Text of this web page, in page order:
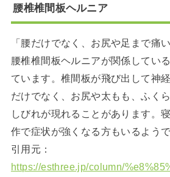
腰椎椎間板ヘルニア
「腰だけでなく、お尻や足まで痛
腰椎椎間板ヘルニアが関係してい
ています。椎間板が飛び出して神
だけでなく、お尻や太もも、ふく
しびれが現れることがあります。
作で症状が強くなる方もいるようで
引用元：
https://esthree.jp/column/